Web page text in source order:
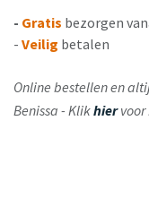
- Gratis bezorgen
- Veilig betalen
Online bestellen en
Benissa - Klikhiervoor